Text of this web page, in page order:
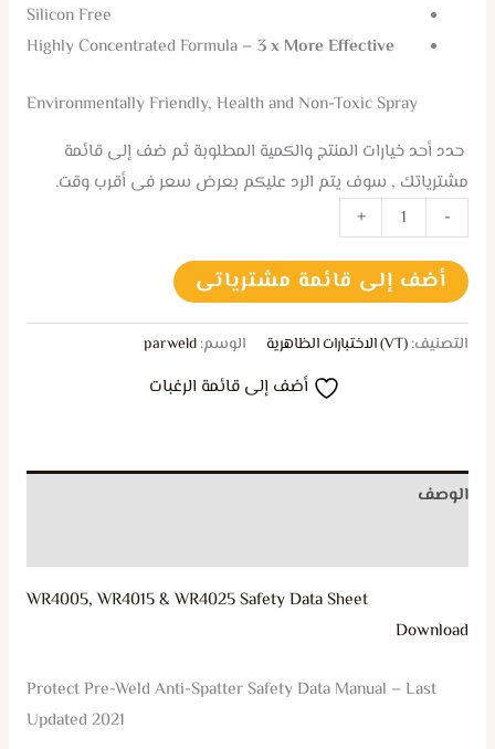
Silicon Free
Highly Concentrated Formula – 3 x More Effective
Environmentally Friendly, Health and Non-Toxic Spray
حدد أحد خيارات المنتج والكمية المطلوبة ثم ضف إلى قائمة
مشترياتك , سوف يتم الرد عليكم بعرض سعر فى أقرب وقت.
-
+
أضف إلى قائمة مشترياتى
التصنيف:(VT) الاختبارات الظاهرية الوسم:parweld
أضف إلى قائمة الرغبات
الوصف
WR4005, WR4015 & WR4025 Safety Data Sheet
Download
Protect Pre-Weld Anti-Spatter Safety Data Manual – Last
Updated 2021